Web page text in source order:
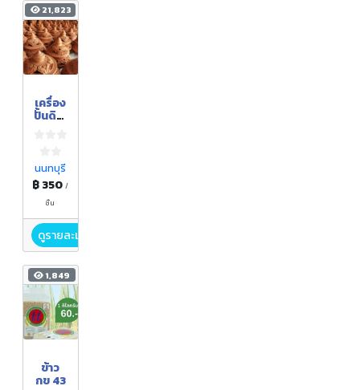
21,823
เครื่อง
ปั้นดินเ
นนทบุรี
฿ 350/
ชิ้น
ดูรายละเอียด
1,849
ข้าว
กข 43